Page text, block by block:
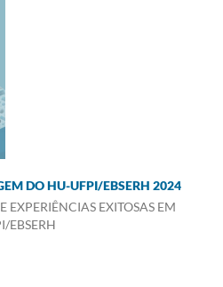
DO HU-UFPI/EBSERH 2024
EXITOSAS EM
EBSERH